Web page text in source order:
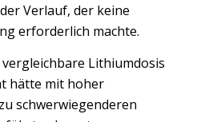
Verlauf, der keine
erforderlich machte.
vergleichbare Lithiumdosis
hätte mit hoher
schwerwiegenderen